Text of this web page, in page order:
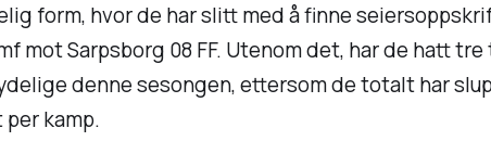
form, hvor de har slitt med å finne
mot Sarpsborg 08 FF. Utenom det, har de hatt
denne sesongen, ettersom de totalt har
kamp.